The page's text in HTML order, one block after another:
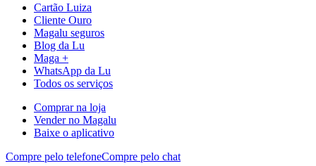
Cartão Luiza
Cliente Ouro
Magalu seguros
Blog da Lu
Maga +
WhatsApp da Lu
Todos os serviços
Comprar na loja
Vender no Magalu
Baixe o aplicativo
Compre pelo telefoneCompre pelo chat